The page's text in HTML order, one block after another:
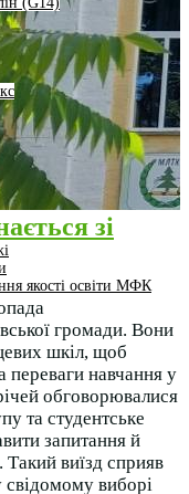
якості освіти МФК
зі
громади. Вони
шкіл, щоб
переваги навчання у
обговорювалися
та студентське
запитання й
Такий виїзд сприяв
свідомому виборі